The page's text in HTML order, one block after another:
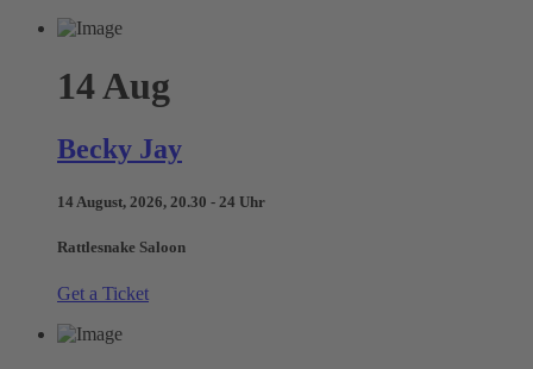
14Aug
Becky Jay
14 August, 2026, 20.30 - 24 Uhr
Rattlesnake Saloon
Get a Ticket